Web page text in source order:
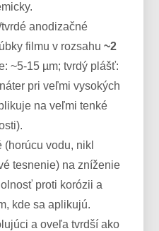
anodizačné
filmu v rozsahu~2
~5-15 µm; tvrdý plášť:
pri veľmi vysokých
na veľmi tenké
(horúcu vodu, nikl
tesnenie) na zníženie
proti korózii a
kde sa aplikujú.
a oveľa tvrdší ako